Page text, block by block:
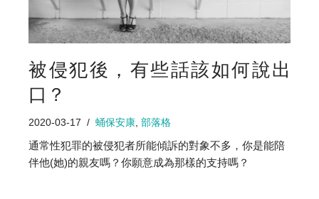
被侵犯後，有些話該如何說出
口？
2020-03-17 蛹保安康, 部落格
通常性犯罪的被侵犯者所能傾訴的對象不多，你是能陪
伴他(她)的親友嗎？你願意成為那樣的支持嗎？